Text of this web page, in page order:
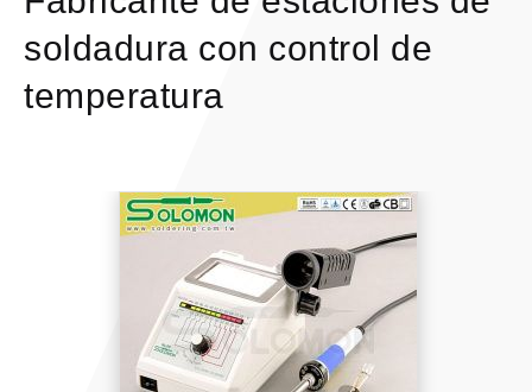
soldadura con control de
temperatura